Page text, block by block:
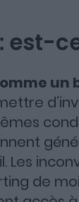
est-
un
de